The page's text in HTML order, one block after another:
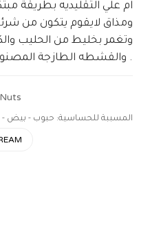
ام علي التقليديه بطريقة
ومذاق لايقوم يتكون من
وتغمر بخليط من الحليب
والقشطه الطازجة المصنوعة محليا في زيلا .
المسببة للحساسية: حبوب - بيض